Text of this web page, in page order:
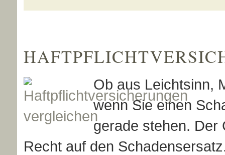
Ob aus Leichtsinn,
wenn Sie einen
gerade stehen. Der
Recht auf den